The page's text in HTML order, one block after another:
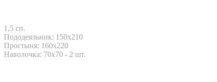
1,5 сп.
Пододеяльник: 150x210
Простыня: 160x220
Наволочка: 70x70 - 2 шт.